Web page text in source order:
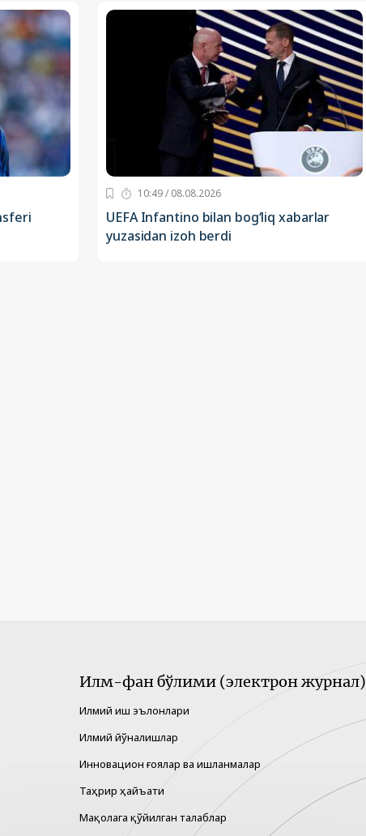
10:49 / 08.08.2026
UEFA Infantino bilan bog‘liq xabarlar
yuzasidan izoh berdi
Илм-фан бўлими (электрон журнал)
Илмий иш эълонлари
Илмий йўналишлар
Инновацион ғоялар ва ишланмалар
Таҳрир ҳайъати
Мақолага қўйилган талаблар